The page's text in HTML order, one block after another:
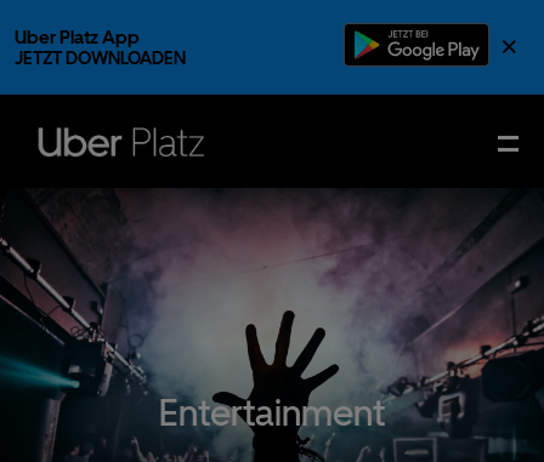
×
Uber Platz App
JETZT DOWNLOADEN
Entertainment